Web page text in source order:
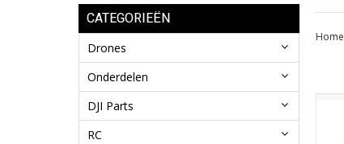
CATEGORIEËN
Drones
Onderdelen
DJI Parts
RC
Home